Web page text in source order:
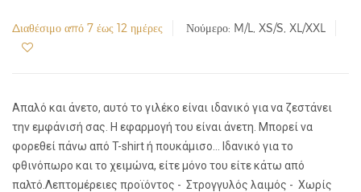
Διαθέσιμο από 7 έως 12 ημέρες Νούμερο: M/L, XS/S, XL/XXL
Απαλό και άνετο, αυτό το γιλέκο είναι ιδανικό για να ζεστάνει
την εμφάνισή σας. Η εφαρμογή του είναι άνετη. Μπορεί να
φορεθεί πάνω από T-shirt ή πουκάμισο... Ιδανικό για το
φθινόπωρο και το χειμώνα, είτε μόνο του είτε κάτω από
παλτό.Λεπτομέρειες προϊόντος - Στρογγυλός λαιμός - Χωρίς